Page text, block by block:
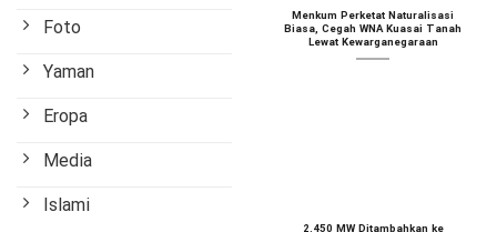
Foto
Yaman
Eropa
Media
Islami
Menkum Perketat Naturalisasi
Biasa, Cegah WNA Kuasai Tanah
Lewat Kewarganegaraan